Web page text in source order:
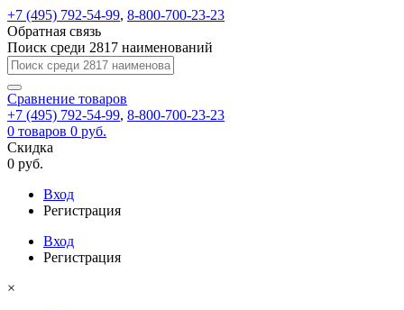
+7 (495) 792-54-99, 8-800-700-23-23
Обратная связь
Поиск среди 2817 наименований
Сравнение товаров
+7 (495) 792-54-99, 8-800-700-23-23
0 товаров 0 руб.
Скидка
0 руб.
Вход
Регистрация
Вход
Регистрация
×